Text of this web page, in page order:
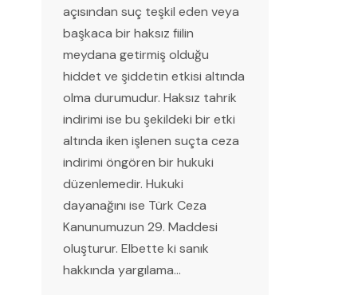
açısından suç teşkil eden veya
başkaca bir haksız fiilin
meydana getirmiş olduğu
hiddet ve şiddetin etkisi altında
olma durumudur. Haksız tahrik
indirimi ise bu şekildeki bir etki
altında iken işlenen suçta ceza
indirimi öngören bir hukuki
düzenlemedir. Hukuki
dayanağını ise Türk Ceza
Kanunumuzun 29. Maddesi
oluşturur. Elbette ki sanık
hakkında yargılama…